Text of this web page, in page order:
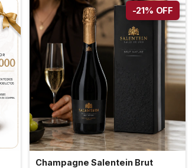
Champagne Salentein Brut
-21% OFF